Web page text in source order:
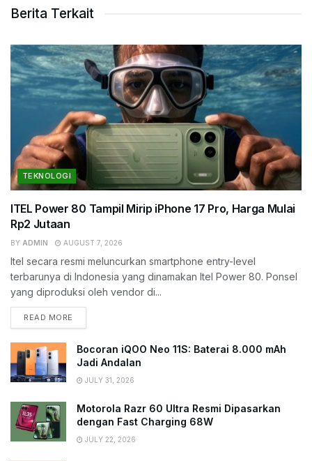
Berita Terkait
TEKNOLOGI
ITEL Power 80 Tampil Mirip iPhone 17 Pro, Harga Mulai
Rp2 Jutaan
BY ADMIN AUGUST 7, 2026
Itel secara resmi meluncurkan smartphone entry-level
terbarunya di Indonesia yang dinamakan Itel Power 80. Ponsel
yang diproduksi oleh vendor di...
READ MORE
Bocoran iQOO Neo 11S: Baterai 8.000 mAh
Jadi Andalan
JULY 31, 2026
Motorola Razr 60 Ultra Resmi Dipasarkan
dengan Fast Charging 68W
JULY 22, 2026